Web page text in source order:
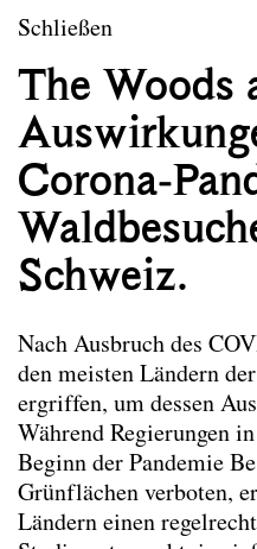
zum Inhalt springen
Leitbild
Lehre
Publikationen
Schließen
The Woods
Corona-
Schweiz.
Nach Ausbruch des
den meisten Ländern
ergriffen, um dessen
Während Regierungen
Beginn der Pandemie
Grünflächen verboten,
Ländern einen
Die hier ausgewählten
Mitarbeiter*innen von
Leitbild des
angeführten
Tätigkeit am
Co-Habitation